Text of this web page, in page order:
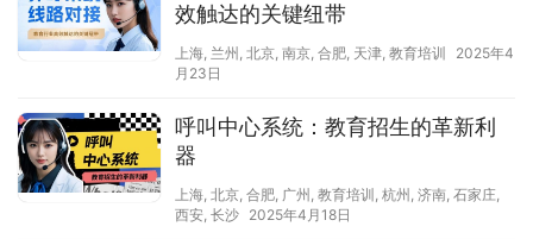
效触达的关键纽带
上海, 兰州 , 北京, 南京, 合肥, 天津, 教育培训
2025年4
月23日
呼叫中心系统：教育招生的革新利
器​
上海, 北京, 合肥, 广州 , 教育培训 , 杭州 , 济南, 石家庄,
西安, 长沙 2025年4月18日